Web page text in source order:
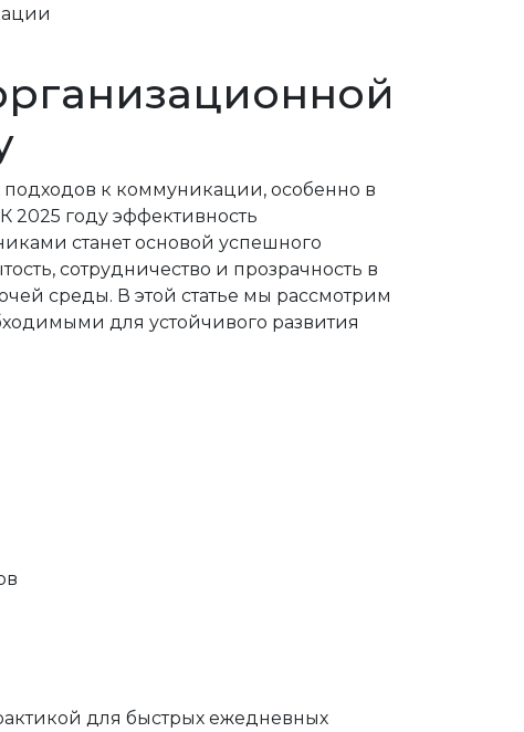
к коммуникации, особенно в
2025 году эффективность
станет основой успешного
сотрудничество и прозрачность в
среды. В этой статье мы рассмотрим
для устойчивого развития
для быстрых ежедневных